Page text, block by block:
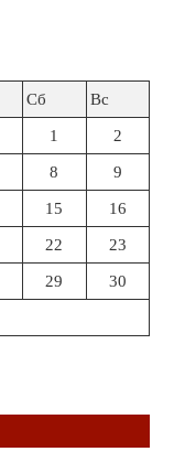
Сб Вс
1 2
8 9
15 16
22 23
29 30